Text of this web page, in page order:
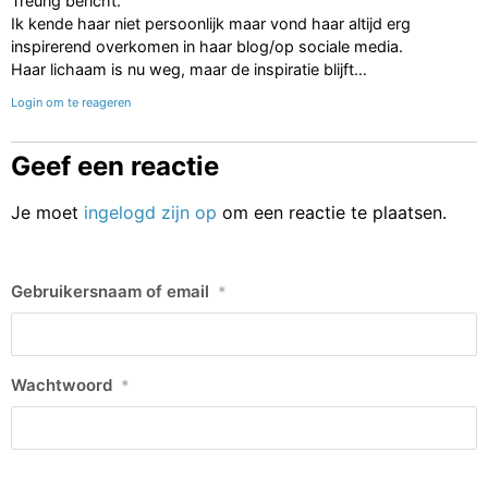
Ik kende haar niet persoonlijk maar vond haar altijd erg
inspirerend overkomen in haar blog/op sociale media.
Haar lichaam is nu weg, maar de inspiratie blijft…
Login om te reageren
Geef een reactie
Je moet ingelogd zijn op om een reactie te plaatsen.
Gebruikersnaam of email *
Wachtwoord *